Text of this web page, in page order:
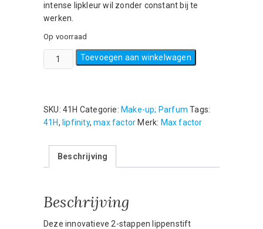
intense lipkleur wil zonder constant bij te
werken.
Op voorraad
Max
Factor
Colour
Lippenstift-
hot-
1.9
g
aantal
Toevoegen aan winkelwagen
SKU: 41H Categorie: Make-up; Parfum Tags:
41H, lipfinity,max factor Merk: Max factor
Beschrijving
Beschrijving
Deze innovatieve 2-stappen lippenstift